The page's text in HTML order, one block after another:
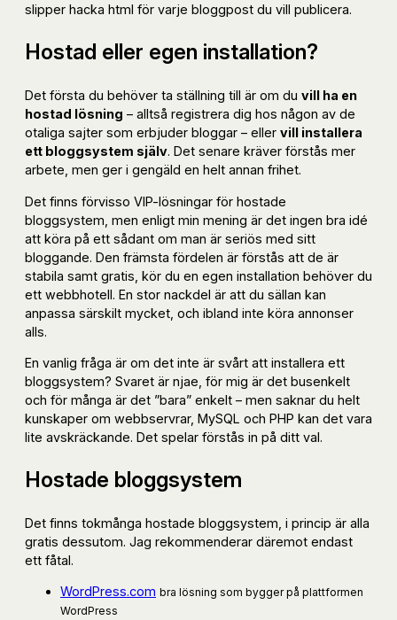
slipper hacka html för varje bloggpost du vill publicera.
Hostad eller egen installation?
Det första du behöver ta ställning till är om du vill ha en
hostad lösning – alltså registrera dig hos någon av de
otaliga sajter som erbjuder bloggar – eller vill installera
ett bloggsystem själv. Det senare kräver förstås mer
arbete, men ger i gengäld en helt annan frihet.
Det finns förvisso VIP-lösningar för hostade
bloggsystem, men enligt min mening är det ingen bra idé
att köra på ett sådant om man är seriös med sitt
bloggande. Den främsta fördelen är förstås att de är
stabila samt gratis, kör du en egen installation behöver du
ett webbhotell. En stor nackdel är att du sällan kan
anpassa särskilt mycket, och ibland inte köra annonser
alls.
En vanlig fråga är om det inte är svårt att installera ett
bloggsystem? Svaret är njae, för mig är det busenkelt
och för många är det ”bara” enkelt – men saknar du helt
kunskaper om webbservrar, MySQL och PHP kan det vara
lite avskräckande. Det spelar förstås in på ditt val.
Hostade bloggsystem
Det finns tokmånga hostade bloggsystem, i princip är alla
gratis dessutom. Jag rekommenderar däremot endast
ett fåtal.
WordPress.com bra lösning som bygger på plattformen
WordPress